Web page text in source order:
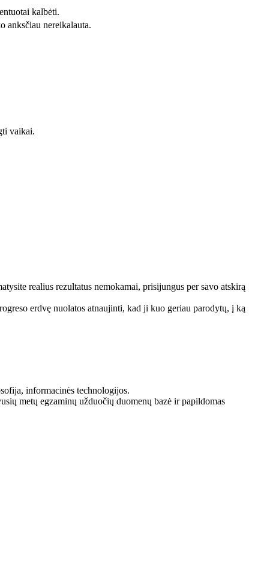
kalbėti.
anksčiau nereikalauta.
vaikai.
realius rezultatus nemokamai, prisijungus per savo atskirą
erdvę nuolatos atnaujinti, kad ji kuo geriau parodytų, į ką
informacinės technologijos.
metų egzaminų užduočių duomenų bazė ir papildomas